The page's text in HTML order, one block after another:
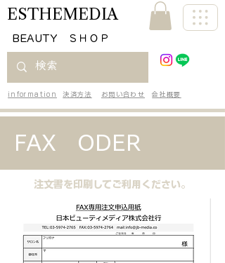
ESTHEMEDIA
​BEAUTY ＳＨＯＰ
information 決済方法 お問い合わせ 会社概要
FAX ODER
注文書を印刷してご利用ください。